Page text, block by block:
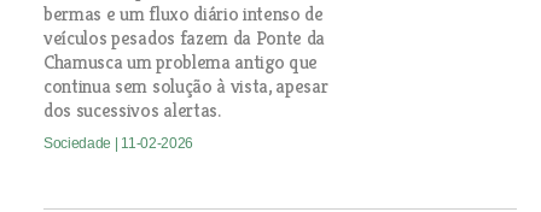
bermas e um fluxo diário intenso de
veículos pesados fazem da Ponte da
Chamusca um problema antigo que
continua sem solução à vista, apesar
dos sucessivos alertas.
Sociedade | 11-02-2026